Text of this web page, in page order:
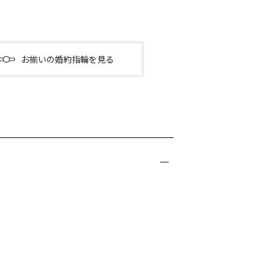
お揃いの婚約指輪を見る